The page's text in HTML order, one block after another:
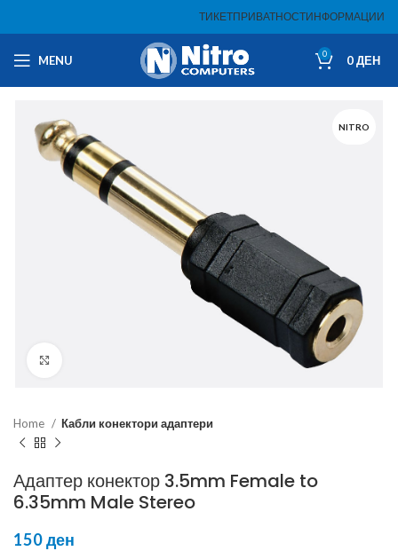
ТИКЕТПРИВАТНОСТИНФОРМАЦИИ
MENU 0 0ДЕН
NITRO
Home Кабли конектори адаптери
Адаптер конектор 3.5mm Female to
6.35mm Male Stereo
150ден